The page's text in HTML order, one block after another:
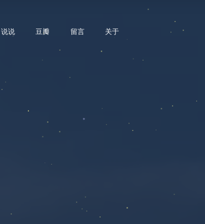
说说 豆瓣 留言 关于